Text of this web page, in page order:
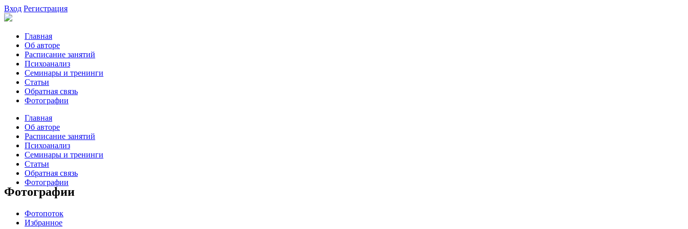
Вход Регистрация
Главная
Об авторе
Расписание занятий
Психоанализ
Семинары и тренинги
Статьи
Обратная связь
Фотографии
Главная
Об авторе
Расписание занятий
Психоанализ
Семинары и тренинги
Статьи
Обратная связь
Фотографии
Фотографии
Фотопоток
Избранное